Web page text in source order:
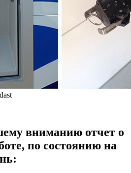
вниманию отчет о
по состоянию на